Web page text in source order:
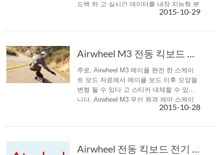
드백 하 고 실시간 데이터를 내장 지능형 분
산 시스템, 감사 Airwheel S3 당신 예기치
2015-10-29
Airwheel M3 전동 킥보드 자동화 한 스케이트 보드 전체 플레이를 제공 당신의 상상력과 창조
주로, Airwheel M3 메이플 완전 한 스케이
트 보드 자료에서 메이플 보드 이후 모양을
변형 될 수 있다 고 스티커 대체할 수 있습
니다. Airwheel M3 무선 원격 제어 스케이
트 보드 및 수정할 수 있습니다 실현 개인
2015-10-28
Airwheel 전동 킥보드 전기 스쿠터와 야외 승마 경로 설정에 대 한 정보